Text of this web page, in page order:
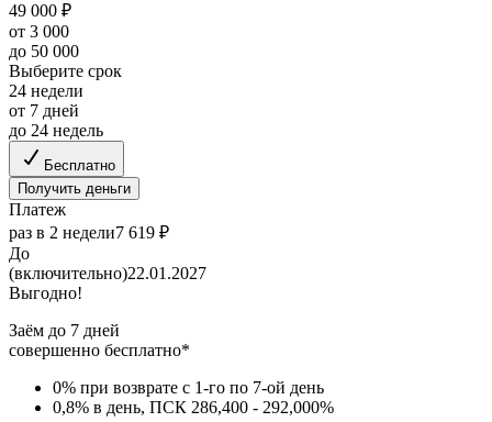
49 000 ₽
от 3 000
до 50 000
Выберите срок
24 недели
от 7 дней
до 24 недель
Бесплатно
Получить деньги
Платеж
раз в 2 недели7 619 ₽
До
(включительно)22.01.2027
Выгодно!
Заём до 7 дней
совершенно бесплатно*
0% при возврате с 1-го по 7-ой день
0,8% в день, ПСК 286,400 - 292,000%